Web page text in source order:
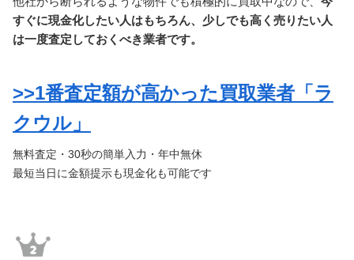
すぐに現金化したい人はもちろん、少しでも高く売りたい人
は一度査定しておくべき業者です。
>>1番査定額が高かった買取業者「ラ
クウル」
無料査定・30秒の簡単入力・年中無休
最短当日に金額提示も現金化も可能です